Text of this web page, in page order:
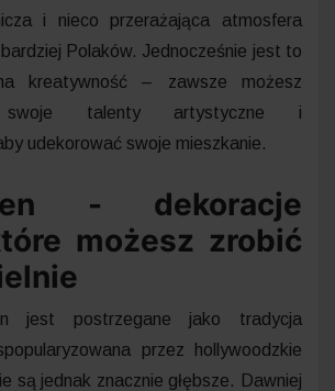
i nieco przerażająca atmosfera
Polaków. Jednocześnie jest to
kreatywność – zawsze możesz
swoje talenty artystyczne i
udekorować swoje mieszkanie.
- dekoracje
możesz zrobić
jest postrzegane jako tradycja
przez hollywoodzkie
są jednak znacznie głębsze. Dawniej